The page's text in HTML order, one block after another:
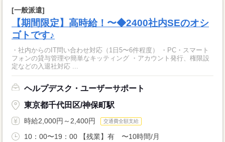
[一般派遣]
【期間限定】高時給！〜◆2400社内SEのオシ
ゴトです♪
・社内からのIT問い合わせ対応（1日5〜6件程度） ・PC・スマート
フォンの貸与管理や簡単なキッティング ・アカウント発行、権限設
定などの入退社対応 ...
ヘルプデスク・ユーザーサポート
東京都千代田区/神保町駅
時給2,000円～2,400円 交通費全額支給
10：00〜19：00 【残業】有 〜10時間/月